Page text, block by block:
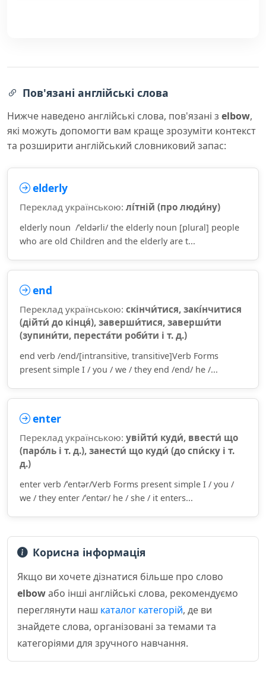
Пов'язані англійські слова
Нижче наведено англійські слова, пов'язані з elbow,
які можуть допомогти вам краще зрозуміти контекст
та розширити англійський словниковий запас:
elderly
Переклад українською: лі́тній (про люди́ну)
elderly noun /ˈeldərli/ the elderly noun [plural] people
who are old Children and the elderly are t...
end
Переклад українською: скінчи́тися, закі́нчитися
(дійти́ до кінця́), заверши́тися, заверши́ти
(зупини́ти, переста́ти роби́ти і т. д.)
end verb /end/[intransitive, transitive]Verb Forms
present simple I / you / we / they end /end/ he /...
enter
Переклад українською: увійти́ куди́, ввести́ що
(паро́ль і т. д.), занести́ що куди́ (до спи́ску і т.
д.)
enter verb /ˈentər/Verb Forms present simple I / you /
we / they enter /ˈentər/ he / she / it enters...
Корисна інформація
Якщо ви хочете дізнатися більше про слово
elbowабо інші англійські слова, рекомендуємо
переглянути наш каталог категорій, де ви
знайдете слова, організовані за темами та
категоріями для зручного навчання.